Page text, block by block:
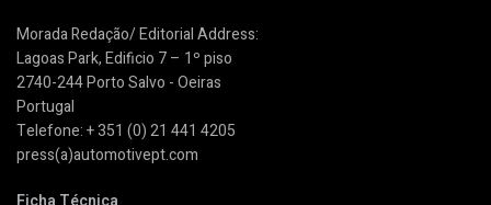
Morada Redação/ Editorial Address:
Lagoas Park, Edificio 7 – 1º piso
2740-244 Porto Salvo - Oeiras
Portugal
Telefone: + 351 (0) 21 441 4205
press(a)automotivept.com